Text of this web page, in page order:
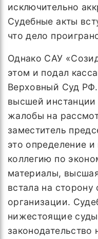
исключительно
Судебные акты
что дело
Однако САУ
этом и подал
Верховный Суд
высшей инстанции
жалобы на
заместитель
это определение
коллегию по
материалы,
встала на
организации.
нижестоящие